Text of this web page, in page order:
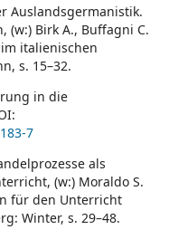
Auslandsgermanistik.
(w:) Birk A., Buffagni C.
italienischen
s. 15–32.
in die
7
als
(w:) Moraldo S.
für den Unterricht
Winter, s. 29–48.